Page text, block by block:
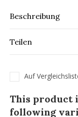
Beschreibung
Teilen
Auf
This product
following